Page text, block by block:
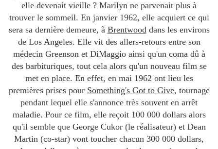
elle devenait vieille ? Marilyn ne parvenait plus à
trouver le sommeil. En janvier 1962, elle acquiert ce qui
sera sa dernière demeure, à Brentwooddans les environs
de Los Angeles. Elle vit des allers-retours entre son
médecin Greenson et DiMaggio ainsi qu'un coma dû à
des barbituriques, tout cela alors qu'un nouveau film se
met en place. En effet, en mai 1962 ont lieu les
premières prises pour Something's Got to Give, tournage
pendant lequel elle s'annonce très souvent en arrêt
maladie. Pour ce film, elle reçoit 100 000 dollars alors
qu'il semble que George Cukor (le réalisateur) et Dean
Martin (co-star) vont toucher chacun 300 000 dollars,